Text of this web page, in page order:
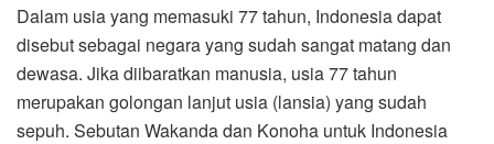
Dalam usia yang memasuki 77 tahun, Indonesia dapat
disebut sebagai negara yang sudah sangat matang dan
dewasa. Jika diibaratkan manusia, usia 77 tahun
merupakan golongan lanjut usia (lansia) yang sudah
sepuh. Sebutan Wakanda dan Konoha untuk Indonesia